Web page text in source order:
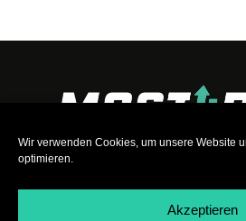
Wir verwenden Cookies, um unsere Website
optimieren.
Akzeptieren